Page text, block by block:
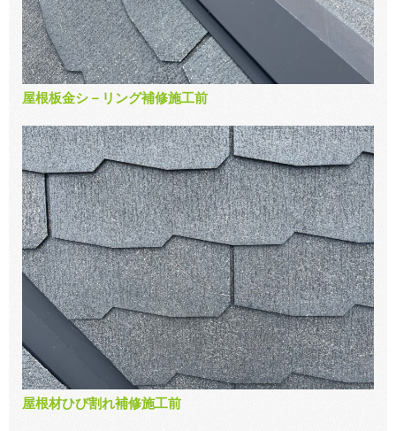
屋根板金シ－リング補修施工前
屋根材ひび割れ補修施工前